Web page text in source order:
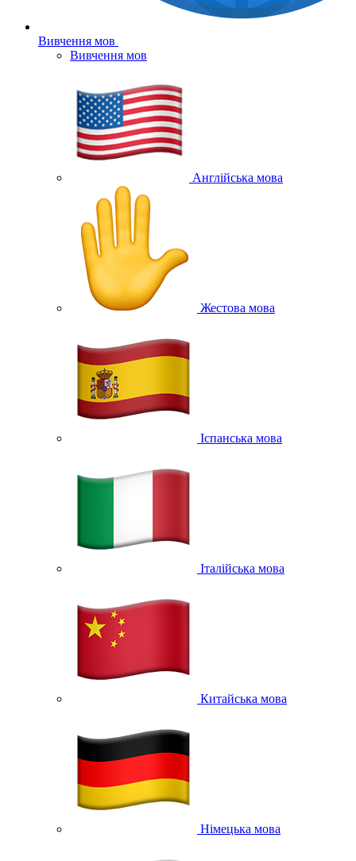
Вивчення мов
Вивчення мов
Англійська мова
Жестова мова
Іспанська мова
Італійська мова
Китайська мова
Німецька мова